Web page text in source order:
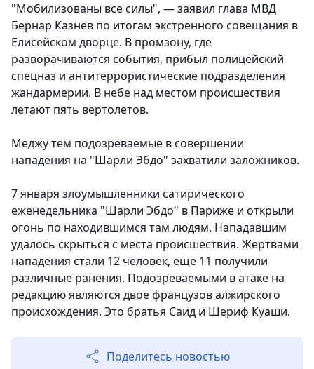
"Мобилизованы все силы", — заявил глава МВД
Бернар Казнев по итогам экстренного совещания в
Елисейском дворце. В промзону, где
разворачиваются события, прибыл полицейский
спецназ и антитеррористические подразделения
жандармерии. В небе над местом происшествия
летают пять вертолетов.
Меджу тем подозреваемые в совершении
нападения на "Шарли Эбдо" захватили заложников.
7 января злоумышленники сатирического
еженедельника "Шарли Эбдо" в Париже и открыли
огонь по находившимся там людям. Нападавшим
удалось скрыться с места происшествия. Жертвами
нападения стали 12 человек, еще 11 получили
различные ранения. Подозреваемыми в атаке на
редакцию являются двое французов алжирского
происхождения. Это братья Саид и Шериф Куаши.
Поделитесь новостью